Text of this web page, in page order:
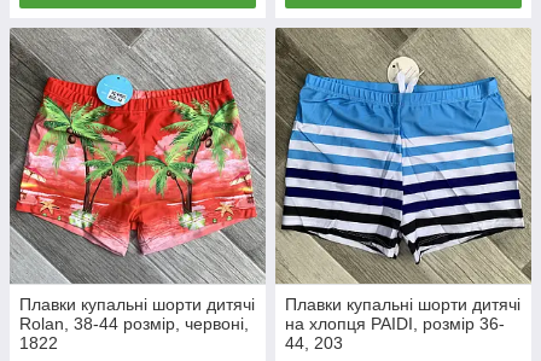
Плавки купальні шорти дитячі
Rolan, 38-44 розмір, червоні,
1822
Плавки купальні шорти дитячі
на хлопця PAIDI, розмір 36-
44, 203